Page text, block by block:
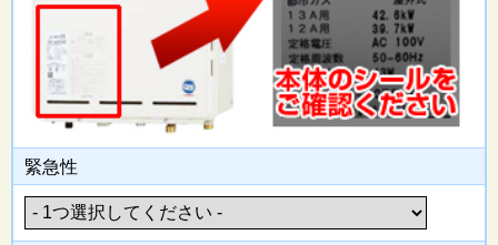
緊急性